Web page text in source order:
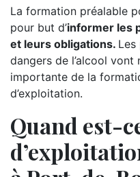
La formation préalable
pour but d’informer les
et leurs obligations.
dangers de l’alcool
importante de la
d’exploitation.
Quand est-